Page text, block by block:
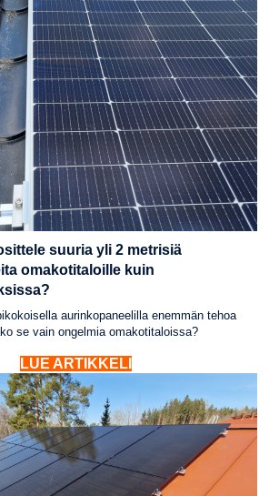
suuria yli 2 metrisiä
omakotitaloille kuin
aurinkopaneelilla enemmän tehoa
se vain ongelmia omakotitaloissa?
LUE ARTIKKELI